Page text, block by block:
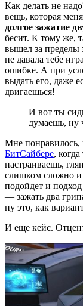
Как делать не
вещь, которая
долгое зажатие
бесит. К тому же,
вышел за пределы
не давала тебе
ошибке. А при
выдать его, даже
двигаешься!
И вот ты
думаешь, ну
Мне понравилось,
БитСайбере,
настраиваешь,
слишком сложно и
подойдет и подход
— зажать два
ну это, как
И еще кейс.